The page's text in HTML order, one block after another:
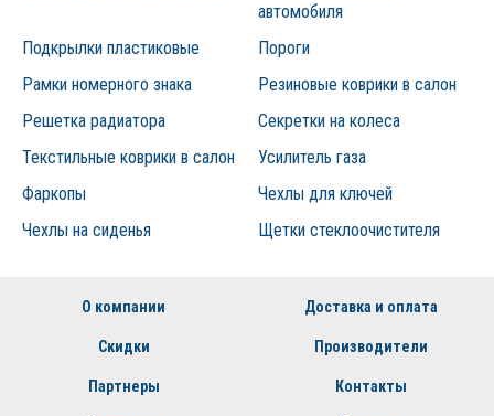
автомобиля
Подкрылки пластиковые
Пороги
Рамки номерного знака
Резиновые коврики в салон
Решетка радиатора
Секретки на колеса
Текстильные коврики в салон
Усилитель газа
Фаркопы
Чехлы для ключей
Чехлы на сиденья
Щетки стеклоочистителя
О компании Доставка и оплата
Скидки Производители
Партнеры Контакты